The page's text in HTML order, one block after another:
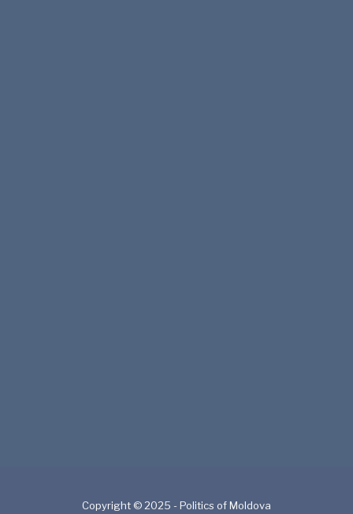
Copyright © 2025 - Politics of Moldova